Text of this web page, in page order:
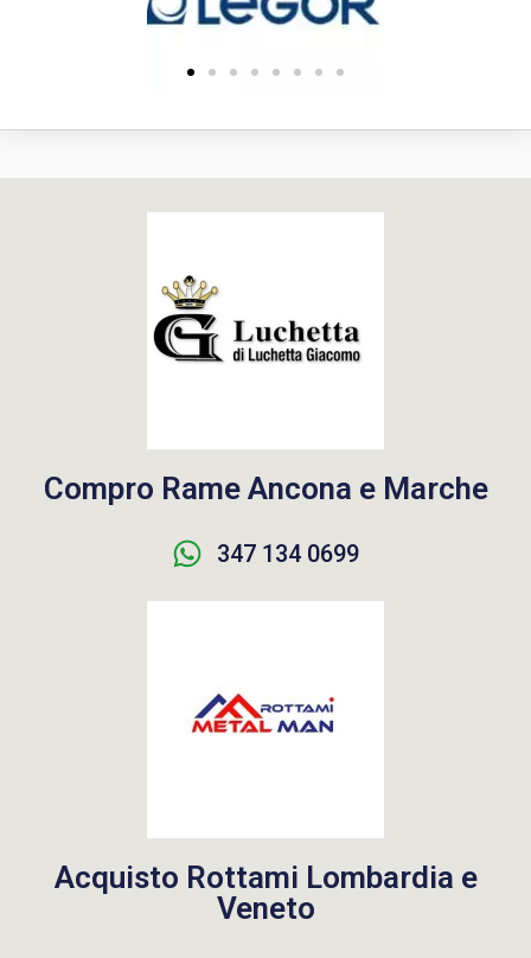
Compro Rame Ancona e Marche
347 134 0699
Acquisto Rottami Lombardia e
Veneto